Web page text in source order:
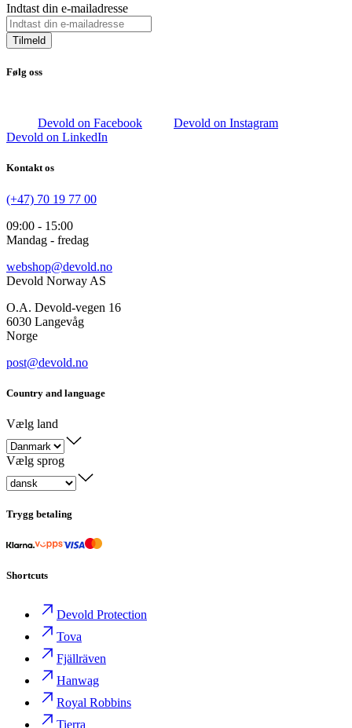
Indtast din e-mailadresse
Tilmeld
Følg oss
Devold on Facebook
Devold on Instagram
Devold on LinkedIn
Kontakt os
(+47) 70 19 77 00
09:00 - 15:00
Mandag - fredag
webshop@devold.no
Devold Norway AS
O.A. Devold-vegen 16
6030 Langevåg
Norge
post@devold.no
Country and language
Vælg land
Vælg sprog
Trygg betaling
Shortcuts
Devold Protection
Tova
Fjällräven
Hanwag
Royal Robbins
Tierra